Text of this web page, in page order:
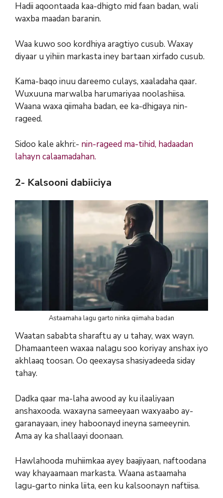
Hadii aqoontaada kaa-dhigto mid faan badan, wali
waxba maadan baranin.
Waa kuwo soo kordhiya aragtiyo cusub. Waxay
diyaar u yihiin markasta iney bartaan xirfado cusub.
Kama-baqo inuu dareemo culays, xaaladaha qaar.
Wuxuuna marwalba harumariyaa noolashiisa.
Waana waxa qiimaha badan, ee ka-dhigaya nin-
rageed.
Sidoo kale akhri:- nin-rageed ma-tihid, hadaadan
lahayn calaamadahan.
2- Kalsooni dabiiciya
Astaamaha lagu garto ninka qiimaha badan
Waatan sababta sharaftu ay u tahay, wax wayn.
Dhamaanteen waxaa nalagu soo koriyay anshax iyo
akhlaaq toosan. Oo qeexaysa shasiyadeeda siday
tahay.
Dadka qaar ma-laha awood ay ku ilaaliyaan
anshaxooda. waxayna sameeyaan waxyaabo ay-
garanayaan, iney haboonayd ineyna sameeynin.
Ama ay ka shallaayi doonaan.
Hawlahooda muhiimkaa ayey baajiyaan, naftoodana
way khayaamaan markasta. Waana astaamaha
lagu-garto ninka liita, een ku kalsoonayn naftiisa.